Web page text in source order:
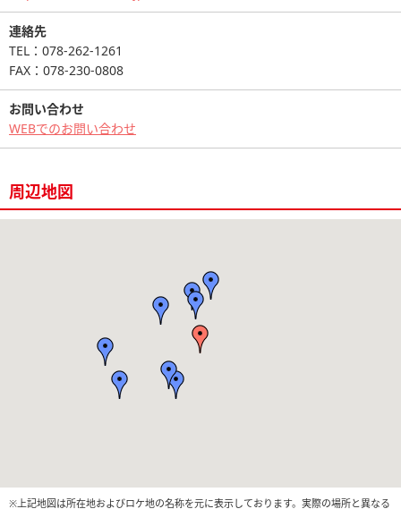
連絡先
TEL：078-262-1261
FAX：078-230-0808
お問い合わせ
WEBでのお問い合わせ
周辺地図
※上記地図は所在地およびロケ地の名称を元に表示しております。実際の場所と異なる